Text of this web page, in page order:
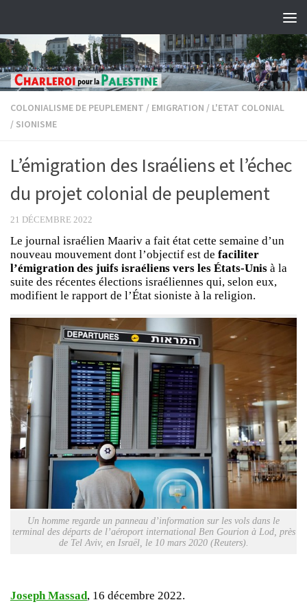
COLONIALISME DE PEUPLEMENT / EMIGRATION / L'ETAT COLONIAL
/ SIONISME
L’émigration des Israéliens et l’échec
du projet colonial de peuplement
21 DÉCEMBRE 2022
Le journal israélien Maariv a fait état cette semaine d’un
nouveau mouvement dont l’objectif est de faciliter
l’émigration des juifs israéliens vers les États-Unis à la
suite des récentes élections israéliennes qui, selon eux,
modifient le rapport de l’État sioniste à la religion.
Un homme regarde un panneau d’information sur les vols dans le
terminal des départs de l’aéroport international Ben Gourion à Lod, près
de Tel Aviv, en Israël, le 10 mars 2020 (Reuters).
Joseph Massad, 16 décembre 2022.